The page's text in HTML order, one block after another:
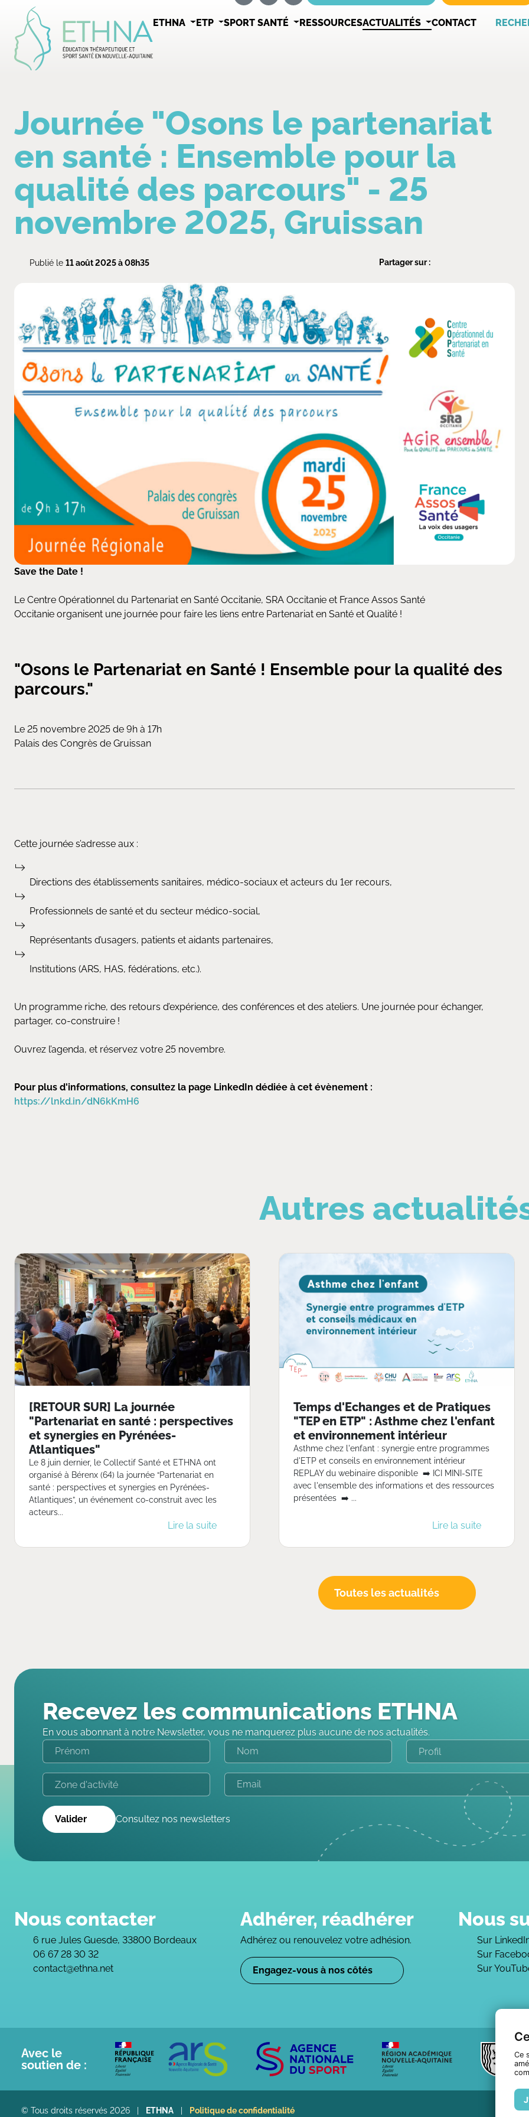
Ce
ETHNA ETP SPORT SANTÉ RESSOURCESACTUALITÉS CONTACT
Journée "Osons le partenariat
en santé : Ensemble pour la
qualité des parcours" - 25
novembre 2025, Gruissan
Publié le 11 août 2025 à 08h35 Partager sur :
Save the Date !
Le Centre Opérationnel du Partenariat en Santé Occitanie, SRA Occitanie et France Assos Santé
Occitanie organisent une journée pour faire les liens entre Partenariat en Santé et Qualité !
"Osons le Partenariat en Santé ! Ensemble pour la qualité des
parcours."
Le 25 novembre 2025 de 9h à 17h
Palais des Congrès de Gruissan
Cette journée s’adresse aux :
Directions des établissements sanitaires, médico-sociaux et acteurs du 1er recours,
Professionnels de santé et du secteur médico-social,
Représentants d’usagers, patients et aidants partenaires,
Institutions (ARS, HAS, fédérations, etc.).
Un programme riche, des retours d’expérience, des conférences et des ateliers. Une journée pour échanger,
partager, co-construire !
Ouvrez l’agenda, et réservez votre 25 novembre.
Pour plus d'informations, consultez la page LinkedIn dédiée à cet évènement :
https://lnkd.in/dN6kKmH6
Autres
[RETOUR SUR] La journée
"Partenariat en santé : perspectives
et synergies en Pyrénées-
Atlantiques"
Le 8 juin dernier, le Collectif Santé et ETHNA ont
organisé à Bérenx (64) la journée “Partenariat en
santé : perspectives et synergies en Pyrénées-
Atlantiques”, un événement co-construit avec les
acteurs...
Lire la suite
Temps d'Echanges et de Pratiques
"TEP en ETP" : Asthme chez l'enfant
et environnement intérieur
Asthme chez l'enfant : synergie entre programmes
d'ETP et conseils en environnement intérieur
REPLAY du webinaire disponible ➡️ ICI MINI-SITE
avec l'ensemble des informations et des ressources
présentées ➡️ ...
Lire la suite
Toutes les actualités
Recevez les communications ETHNA
En vous abonnant à notre Newsletter, vous ne manquerez plus aucune de nos actualités.
Valider Consultez nos newsletters
Nous contacter
6 rue Jules Guesde, 33800 Bordeaux
06 67 28 30 32
contact@ethna.net
Adhérer, réadhérer
Adhérez ou renouvelez votre adhésion.
Engagez-vous à nos côtés
Nous
Sur
Sur
Sur
Avec le
soutien de :
© Tous droits réservés 2026 ETHNA Politique de confidentialité